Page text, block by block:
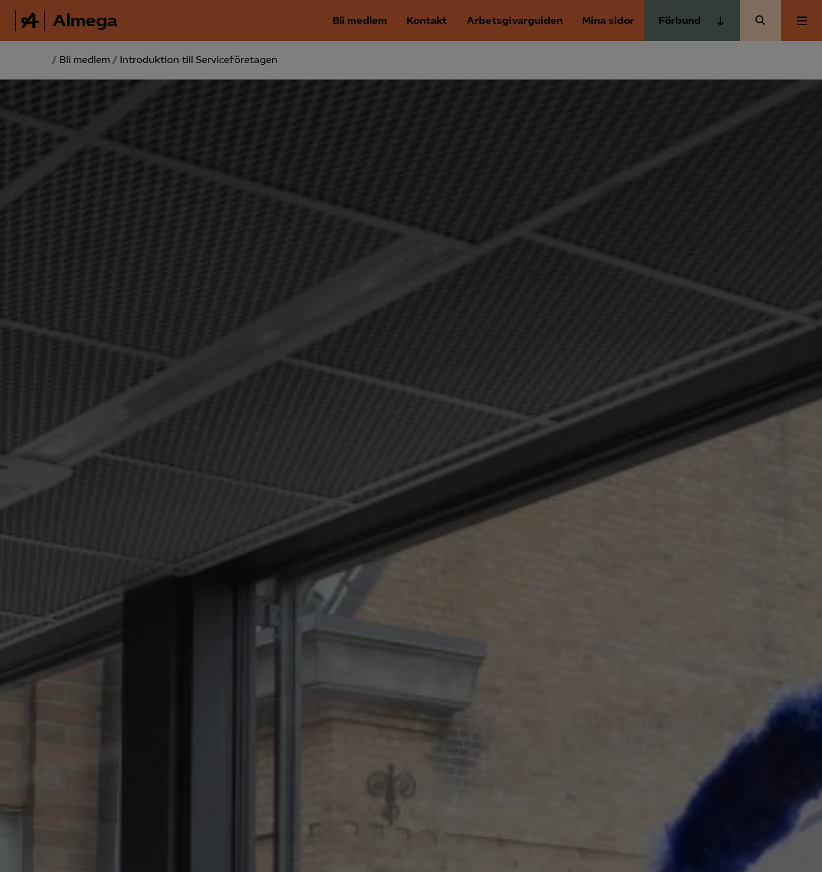
Almega Bli medlem Kontakt Arbetsgivarguiden Mina sidor Förbund
Kurser & utbildningar
Bli medlem
Logga in på
Sök på almega.se
/ Bli medlem / Introduktion till Service­företagen